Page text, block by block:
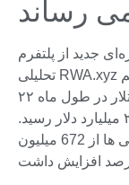
می رساند
جدید از پلتفرم
تحلیلی RWA.xyz تأیید شده است. بر اساس داده‌های آن، حجم
دارایی‌های دنیای واقعی در بلاک چین استلار در طول ماه ۲۲
درصد افزایش یافت و به رقم چشمگیر ۲.۸۳ میلیارد دلار رسید.
در همان زمان، حجم انتقال ماهانه این دارایی ها از 672 میلیون